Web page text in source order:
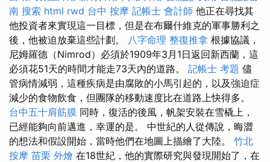
南 搜索 html rwd 台中 按摩 記帳士 會計師 他正在尋找其
他投資者來實現這一目標，但是在布爾什維克的軍事勝利之
後，他被迫放棄這些計劃。 八字命理 整復推拿 根據協議，
尼姆羅德（Nimrod）必須於1909年3月1日返回新西蘭，這
必須花51天的時間才能走73天內的道路。 記帳士 考題 儘
管病情減弱，這種疾病是由腐敗的小馬引起的，以及強迫症
減少的食物飲食，但團隊的移動速度比在道路上快得多。
台中五十肩筋膜 同時，復活的後風，帆架安裝在雪橇上，
已經能夠向前邁進，幸運的是。 中世紀的人從傳說，晦澀
的想法和假設開始，當時他們在地圖上描繪了大陸。 竹北
按摩 苗栗 外燴 在18世紀，他的實際研究與發現開始了，在